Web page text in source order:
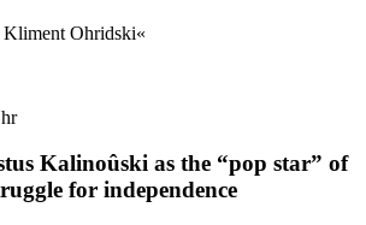
Kliment Ohridski«
Kalinoûski as the “pop star” of
for independence